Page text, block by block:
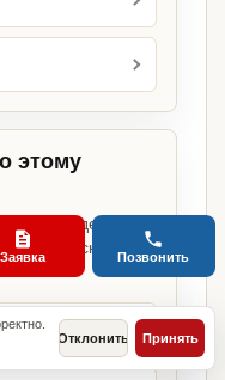
этому
городе,
городскую
Отклонить Принять
Заявка Позвонить